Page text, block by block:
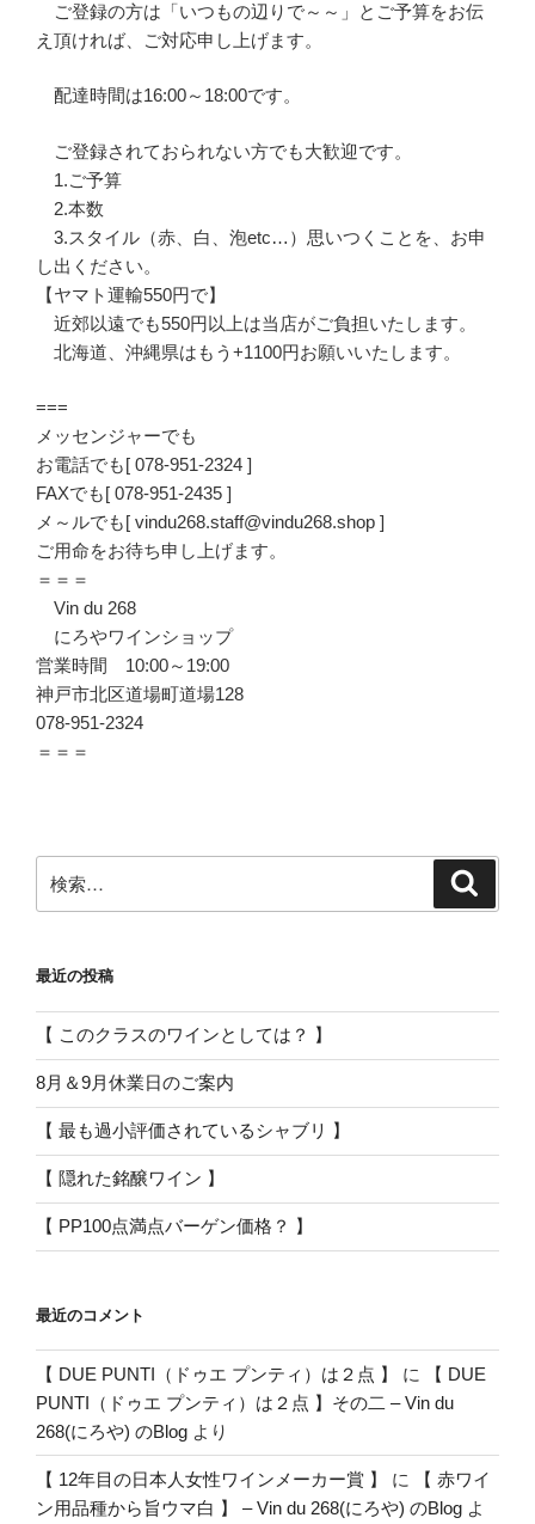
ご登録の方は「いつもの辺りで～～」とご予算をお伝
え頂ければ、ご対応申し上げます。
配達時間は16:00～18:00です。
ご登録されておられない方でも大歓迎です。
1.ご予算
2.本数
3.スタイル（赤、白、泡etc…）思いつくことを、お申
し出ください。
【ヤマト運輸550円で】
近郊以遠でも550円以上は当店がご負担いたします。
北海道、沖縄県はもう+1100円お願いいたします。
===
メッセンジャーでも
お電話でも[ 078-951-2324 ]
FAXでも[ 078-951-2435 ]
メ～ルでも[ vindu268.staff@vindu268.shop ]
ご用命をお待ち申し上げます。
＝＝＝
Vin du 268
にろやワインショップ
営業時間 10:00～19:00
神戸市北区道場町道場128
078-951-2324
＝＝＝
索:
最近の投稿
【 このクラスのワインとしては？ 】
8月＆9月休業日のご案内
【 最も過小評価されているシャブリ 】
【 隠れた銘醸ワイン 】
【 PP100点満点バーゲン価格？ 】
最近のコメント
【 DUE PUNTI（ドゥエ プンティ）は２点 】 に
【 DUE
PUNTI（ドゥエ プンティ）は２点 】その二 – Vin du
268(にろや) のBlog より
【 12年目の日本人女性ワインメーカー賞 】 に
【 赤ワイ
ン用品種から旨ウマ白 】 – Vin du 268(にろや) のBlog よ